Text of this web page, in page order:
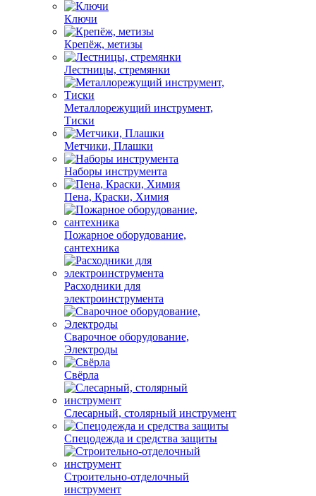
Ключи
Крепёж, метизы
Лестницы, стремянки
Металлорежущий инструмент,
Тиски
Метчики, Плашки
Наборы инструмента
Пена, Краски, Химия
Пожарное оборудование,
сантехника
Расходники для
электроинструмента
Сварочное оборудование,
Электроды
Свёрла
Слесарный, столярный инструмент
Спецодежда и средства защиты
Строительно-отделочный
инструмент